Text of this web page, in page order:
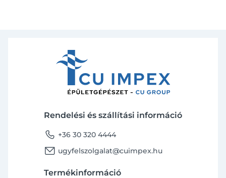
Rendelési és szállítási információ
phone +36 30 320 4444
email ugyfelszolgalat@cuimpex.hu
Termékinformáció